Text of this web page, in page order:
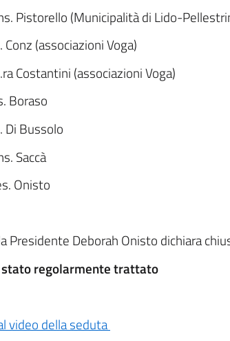
Pistorello (Municipalità di Lido-
(associazioni Voga)
Costantini (associazioni Voga)
Boraso
Bussolo
Saccà
Onisto
Presidente Deborah Onisto dichiara
stato regolarmente trattato
video della seduta